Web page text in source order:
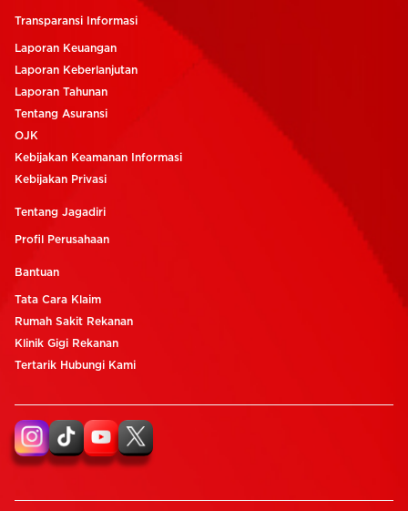
Transparansi Informasi
Laporan Keuangan
Laporan Keberlanjutan
Laporan Tahunan
Tentang Asuransi
OJK
Kebijakan Keamanan Informasi
Kebijakan Privasi
Tentang Jagadiri
Profil Perusahaan
Bantuan
Tata Cara Klaim
Rumah Sakit Rekanan
Klinik Gigi Rekanan
Tertarik Hubungi Kami